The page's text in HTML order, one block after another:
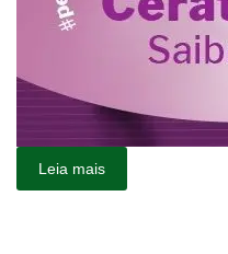
Leia mais